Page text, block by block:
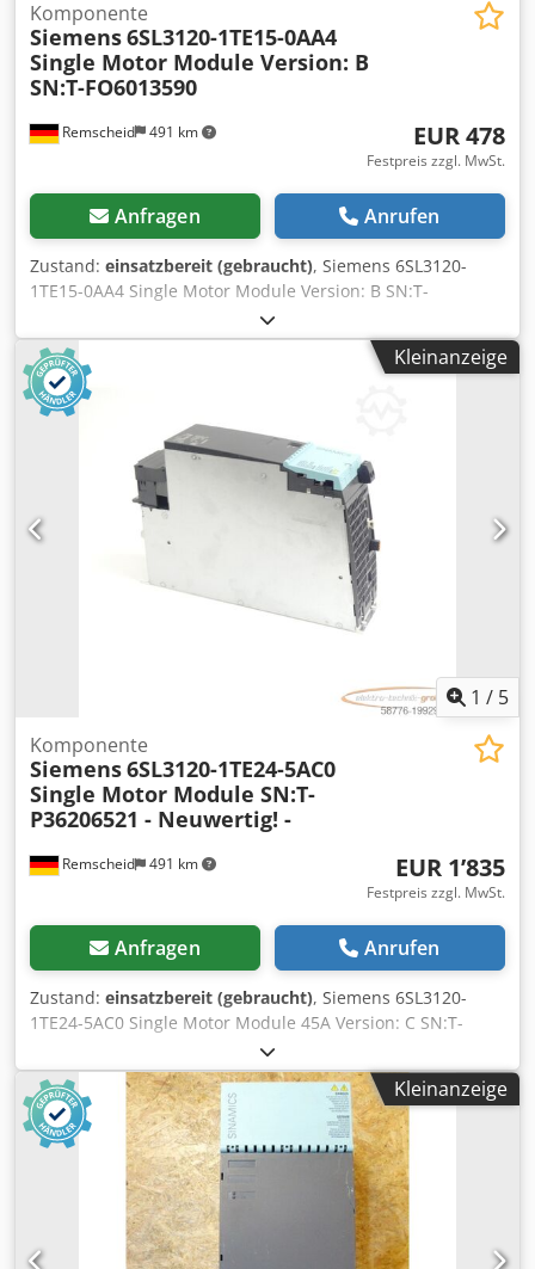
Remscheid 491 km
Komponente
Siemens6SL3120-1TE15-0AA4
Single Motor Module Version: B
SN:T-FO6013590
EUR 478
Festpreis zzgl. MwSt.
Anfragen Anrufen
Zustand: einsatzbereit (gebraucht), Siemens 6SL3120-
1TE15-0AA4 Single Motor Module Version: B SN:T-
FO6013590 ,gebraucht, guter Erhaltungszustand, 100%
funktionsfähig, Lieferumfang gem. Fotos Cedjx Euz Hjpfx
Ak Aeha
Kleinanzeige
1 / 5
Remscheid 491 km
Komponente
Siemens6SL3120-1TE24-5AC0
Single Motor Module SN:T-
P36206521 - Neuwertig! -
EUR 1’835
Festpreis zzgl. MwSt.
Anfragen Anrufen
Zustand: einsatzbereit (gebraucht), Siemens 6SL3120-
1TE24-5AC0 Single Motor Module 45A Version: C SN:T-
P36206521 , neuwertig, war nie in Betrieb, 100%
funktionsfähig, Lieferumfang gem. Fotos,Für diesen Artikel
gelten nicht die vereinbarten Verkaufsrabatte. Preis bitte
separat erfragen! Chsdpfsxag Urox Ak Aoa
Kleinanzeige